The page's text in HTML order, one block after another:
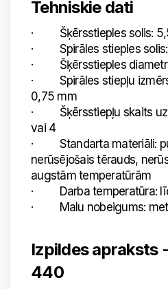
Tehniskie dati
· Šķērsstieples solis:
· Spirāles stieples solis:
· Šķērsstieples
· Spirāles stiepļu
0,75 mm
· Šķērsstiepļu skaits uz
vai 4
· Standarta materiāli:
nerūsējošais tērauds,
augstām temperatūrām
· Darba temperatūra:
· Malu nobeigums:
Izpildes apraksts
440